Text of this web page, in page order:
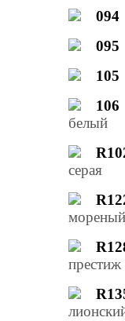
094
095
105
106
белый
серая
мореный
престиж